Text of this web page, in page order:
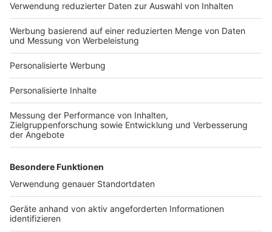
Hausanbieter-Suche
Bauprojekt-Profil
Für Unternehmen
Ihre Baufirma auf bauen.de
Kostenloses Infogespräch